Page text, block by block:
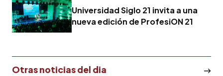
Universidad Siglo 21 invita a una
nueva edición de ProfesiON 21
Otras noticias del dia